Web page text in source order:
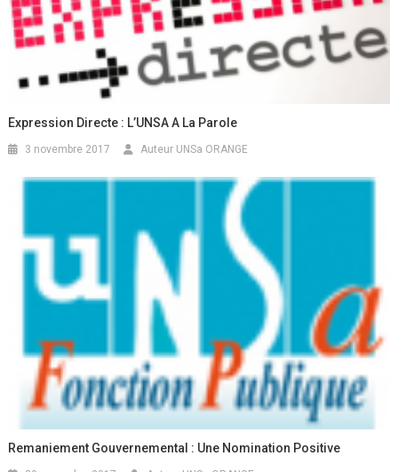
Expression Directe : L’UNSA A La Parole
3 novembre 2017 Auteur UNSa ORANGE
Remaniement Gouvernemental : Une Nomination Positive